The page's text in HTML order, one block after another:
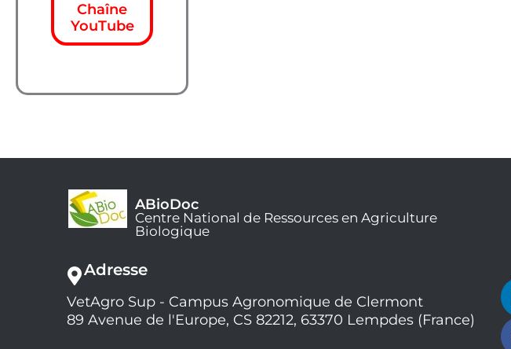
Chaîne
YouTube
ABioDoc
Centre National de Ressources en Agriculture
Biologique
Adresse
VetAgro Sup - Campus Agronomique de Clermont
89 Avenue de l'Europe, CS 82212, 63370 Lempdes (France)